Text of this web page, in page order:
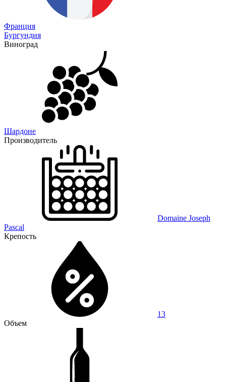
Франция
Бургундия
Виноград
Шардоне
Производитель
Domaine Joseph
Pascal
Крепость
13
Объем